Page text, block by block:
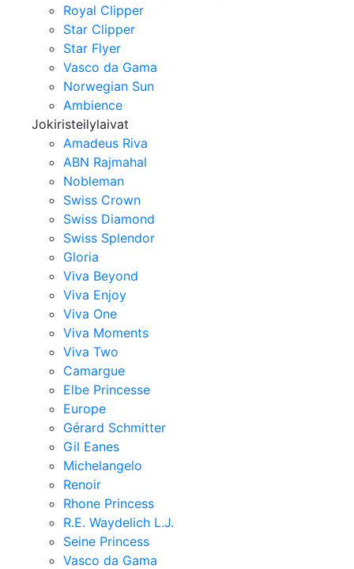
Royal Clipper
Star Clipper
Star Flyer
Vasco da Gama
Norwegian Sun
Ambience
Jokiristeilylaivat
Amadeus Riva
ABN Rajmahal
Nobleman
Swiss Crown
Swiss Diamond
Swiss Splendor
Gloria
Viva Beyond
Viva Enjoy
Viva One
Viva Moments
Viva Two
Camargue
Elbe Princesse
Europe
Gérard Schmitter
Gil Eanes
Michelangelo
Renoir
Rhone Princess
R.E. Waydelich L.J.
Seine Princess
Vasco da Gama